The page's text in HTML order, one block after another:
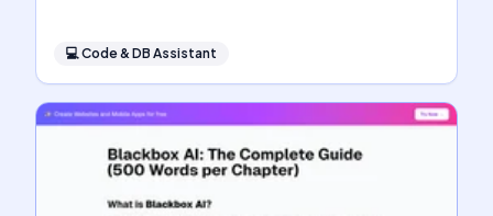
💻Code & DB Assistant